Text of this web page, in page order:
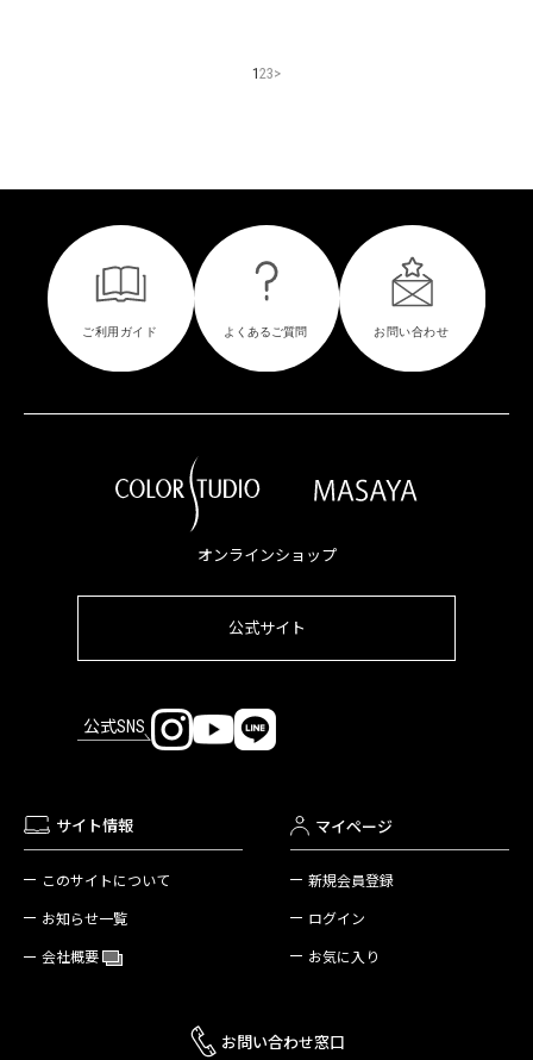
123>
オンラインショップ
公式サイト
公式SNS
サイト情報
このサイトについて
お知らせ一覧
会社概要
マイページ
新規会員登録
ログイン
お気に入り
お問い合わせ窓口